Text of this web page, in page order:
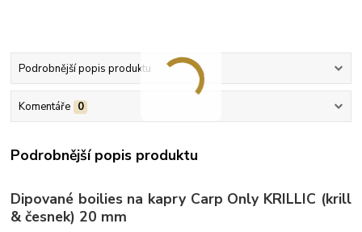
Podrobnější popis produktu
Komentáře 0
Podrobnější popis produktu
Dipované boilies na kapry Carp Only KRILLIC (krill
& česnek) 20 mm